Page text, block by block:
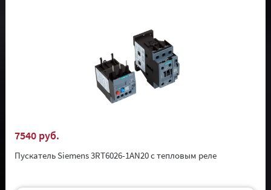
7540 руб.
Пускатель Siemens 3RT6026-1AN20 с тепловым реле